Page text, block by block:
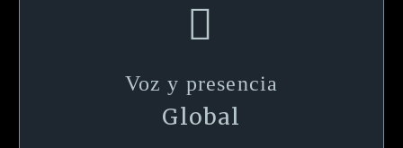


Voz y presencia
Global